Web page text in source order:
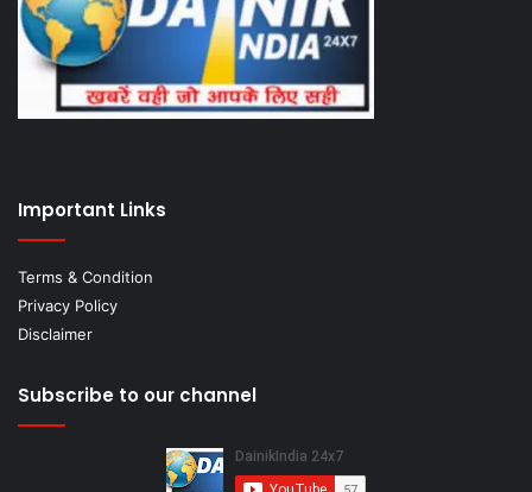
Important Links
Terms & Condition
Privacy Policy
Disclaimer
Subscribe to our channel